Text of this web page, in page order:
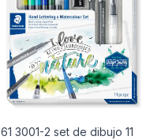
61 3001-2 set de dibujo 11